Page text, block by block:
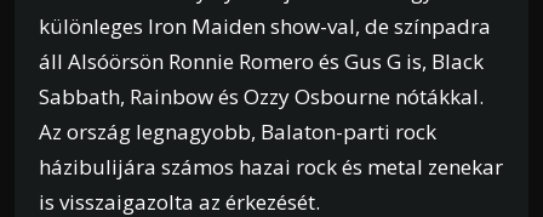
különleges Iron Maiden show-val, de színpadra
áll Alsóörsön Ronnie Romero és Gus G is, Black
Sabbath, Rainbow és Ozzy Osbourne nótákkal.
Az ország legnagyobb, Balaton-parti rock
házibulijára számos hazai rock és metal zenekar
is visszaigazolta az érkezését.